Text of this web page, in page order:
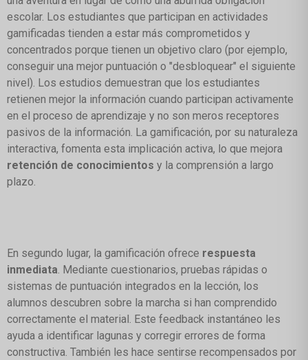
escolar. Los estudiantes que participan en actividades
gamificadas tienden a estar más comprometidos y
concentrados porque tienen un objetivo claro (por ejemplo,
conseguir una mejor puntuación o "desbloquear" el siguiente
nivel). Los estudios demuestran que los estudiantes
retienen mejor la información cuando participan activamente
en el proceso de aprendizaje y no son meros receptores
pasivos de la información. La gamificación, por su naturaleza
interactiva, fomenta esta implicación activa, lo que mejora
retención de conocimientos y la comprensión a largo
plazo.
En segundo lugar, la gamificación ofrece respuesta
inmediata. Mediante cuestionarios, pruebas rápidas o
sistemas de puntuación integrados en la lección, los
alumnos descubren sobre la marcha si han comprendido
correctamente el material. Este feedback instantáneo les
ayuda a identificar lagunas y corregir errores de forma
constructiva. También les hace sentirse recompensados por